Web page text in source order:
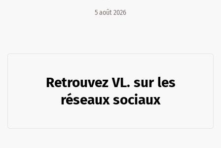
5 août 2026
Retrouvez VL. sur les
réseaux sociaux